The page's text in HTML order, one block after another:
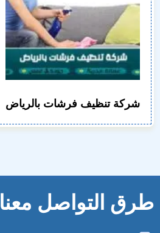
شركة تنظيف فرشات بالرياض
طرق التواصل معنا